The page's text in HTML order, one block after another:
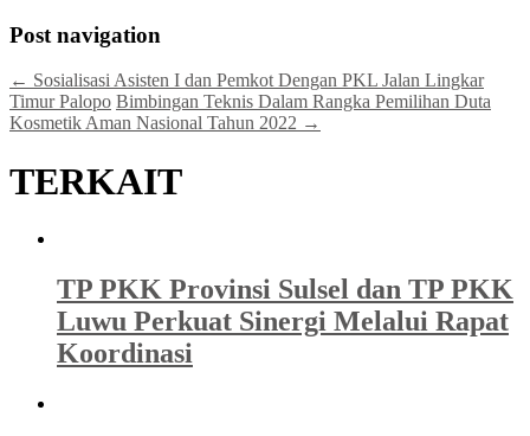
Post navigation
← Sosialisasi Asisten I dan Pemkot Dengan PKL Jalan Lingkar
Timur Palopo Bimbingan Teknis Dalam Rangka Pemilihan Duta
Kosmetik Aman Nasional Tahun 2022 →
TERKAIT
TP PKK Provinsi Sulsel dan TP PKK
Luwu Perkuat Sinergi Melalui Rapat
Koordinasi